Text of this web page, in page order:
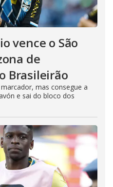
vence o São
de
Brasileirão
mas consegue a
e sai do bloco dos